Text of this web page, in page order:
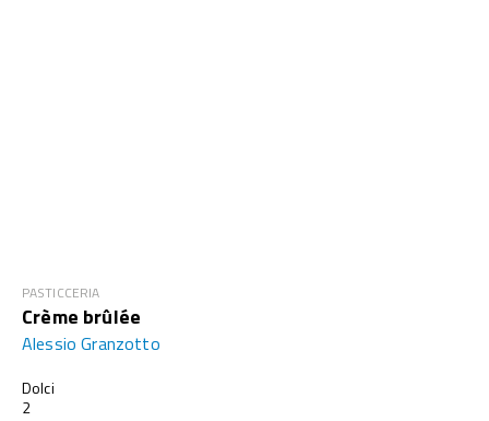
PASTICCERIA
Crème brûlée
Alessio Granzotto
Dolci
2